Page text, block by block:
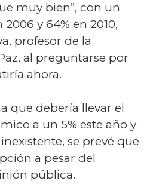
muy bien”, con un
y 64% en 2010,
profesor de la
al preguntarse por
ahora.
que debería llevar el
a un 5% este año y
se prevé que
a pesar del
pública.